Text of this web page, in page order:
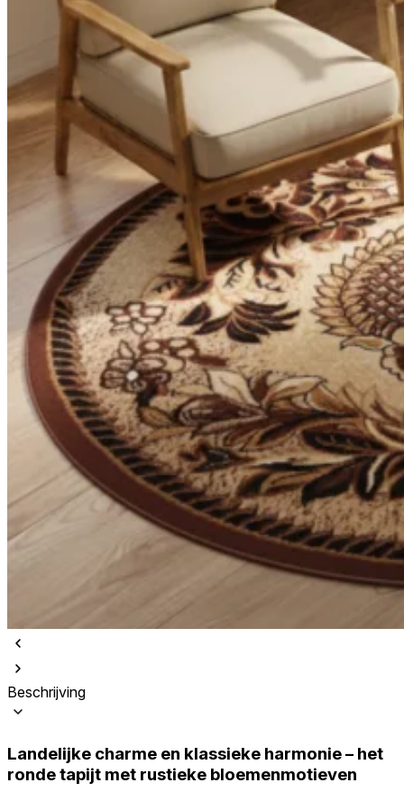
Beschrijving
Landelijke charme en klassieke harmonie – het
ronde tapijt met rustieke bloemenmotieven